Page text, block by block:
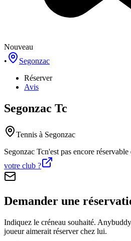
Nouveau
•
Segonzac
Réserver
Avis
Segonzac Tc
Tennis à Segonzac
Segonzac Tcn'est pas encore
votre club ?
Demander une
Indiquez le créneau souhaité.
joueur aimerait réserver chez lui.